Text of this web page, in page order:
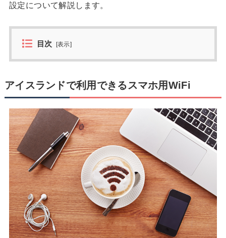
設定について解説します。
目次 [表示]
アイスランドで利用できるスマホ用WiFi